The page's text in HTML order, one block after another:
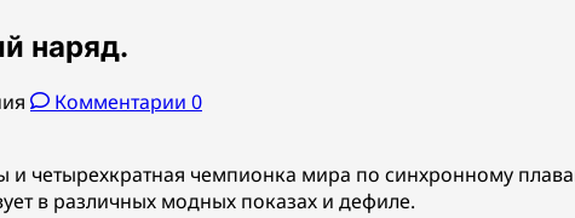
наряд.
Комментарии 0
и четырехкратная чемпионка мира по синхронному
в различных модных показах и дефиле.